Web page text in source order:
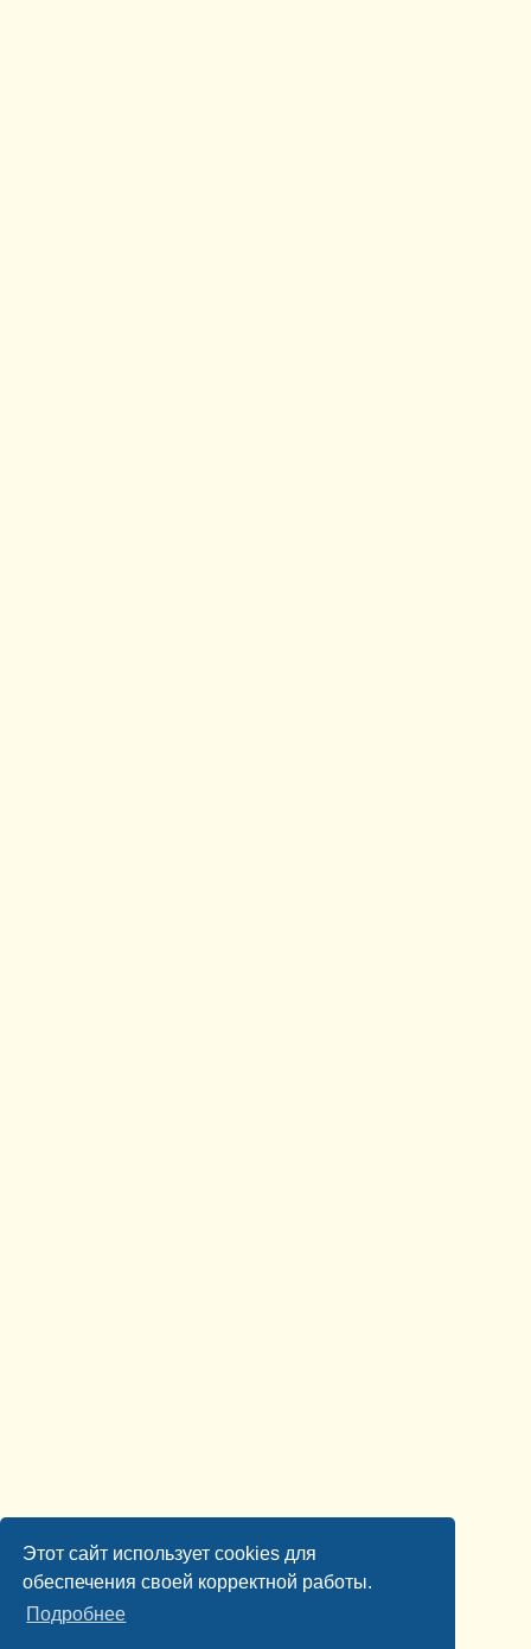
Этот сайт использует cookies для
обеспечения своей корректной работы.
Подробнее